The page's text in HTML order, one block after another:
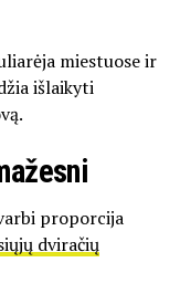
miestuose ir
išlaikyti
proporcija
dviračių